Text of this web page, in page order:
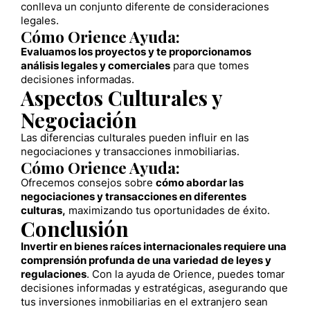
conlleva un conjunto diferente de consideraciones
legales.
Cómo Orience Ayuda:
Evaluamos los proyectos y te proporcionamos
análisis legales y comerciales para que tomes
decisiones informadas.
Aspectos Culturales y
Negociación
Las diferencias culturales pueden influir en las
negociaciones y transacciones inmobiliarias.
Cómo Orience Ayuda:
Ofrecemos consejos sobre cómo abordar las
negociaciones y transacciones en diferentes
culturas, maximizando tus oportunidades de éxito.
Conclusión
Invertir en bienes raíces internacionales requiere una
comprensión profunda de una variedad de leyes y
regulaciones. Con la ayuda de Orience, puedes tomar
decisiones informadas y estratégicas, asegurando que
tus inversiones inmobiliarias en el extranjero sean